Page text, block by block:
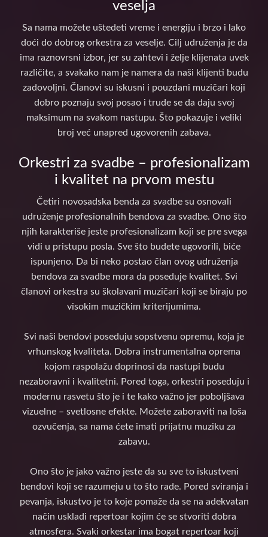
veselja
Sa nama možete uštedeti vreme i energiju i brzo i lako
doći do dobrog orkestra za veselje. Cilj udruženja je da
ima raznovrsni izbor, jer su zahtevi i želje klijenata uvek
različite, a svakako nam je namera da naši klijenti budu
zadovoljni. Članovi su iskusni i pouzdani muzičari koji
dobro poznaju svoj posao i trude se da daju svoj
maksimum na svakom nastupu. Što pokazuje i veliki
broj već unapred ugovorenih zabava.
Orkestri za svadbe – profesionalizam
i kvalitet na prvom mestu
Četiri novosadska benda za svadbe su osnovali
udruženje profesionalnih bendova za svadbe. Ono što
njih karakteriše jeste profesionalizam koji se pre svega
vidi u pristupu posla. Sve što budete ugovorili, biće
ispunjeno. Da bi neko postao član ovog udruženja
bendova za svadbe mora da poseduje kvalitet. Svi
članovi orkestra su školavani muzičari koji se biraju po
visokim muzičkim kriterijumima.
Svi naši bendovi poseduju sopstvenu opremu, koja je
vrhunskog kvaliteta. Dobra instrumentalna oprema
kojom raspolažu doprinosi da nastupi budu
nezaboravni i kvalitetni. Pored toga, orkestri poseduju i
modernu rasvetu što je i te kako važno jer poboljšava
vizuelne – svetlosne efekte. Možete zaboraviti na loša
ozvučenja, sa nama ćete imati prijatnu muziku za
zabavu.
Ono što je jako važno jeste da su sve to iskustveni
bendovi koji se razumeju u to što rade. Pored sviranja i
pevanja, iskustvo je to koje pomaže da se na adekvatan
način uskladi repertoar kojim će se stvoriti dobra
atmosfera. Svaki orkestar ima bogat repertoar koji